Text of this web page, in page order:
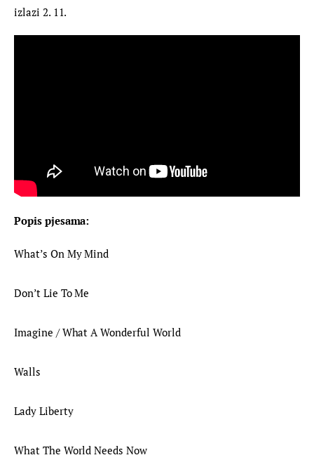
izlazi 2. 11.
Popis pjesama:
What’s On My Mind
Don’t Lie To Me
Imagine / What A Wonderful World
Walls
Lady Liberty
What The World Needs Now